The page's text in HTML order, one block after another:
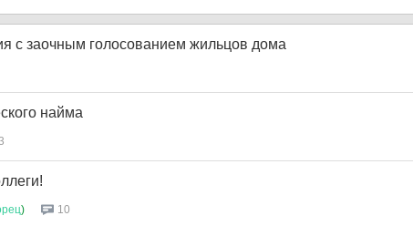
с заочным голосованием жильцов дома
найма
) 10